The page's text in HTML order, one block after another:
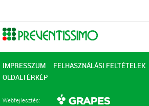
IMPRESSZUM
FELHASZNÁLÁSI FELTÉTELEK
OLDALTÉRKÉP
Webfejlesztés: